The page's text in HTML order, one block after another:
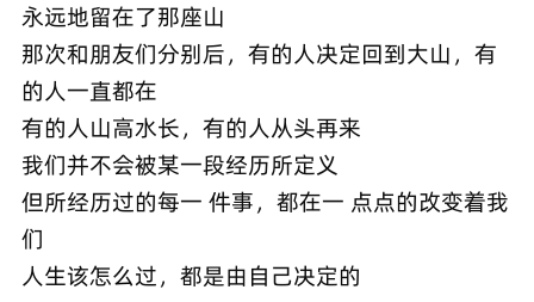
永远地留在了那座山
那次和朋友们分别后，有的人决定回到大山，有
的人一直都在
有的人山高水长，有的人从头再来
我们并不会被某一段经历所定义
但所经历过的每一 件事，都在一 点点的改变着我
们
人生该怎么过，都是由自己决定的